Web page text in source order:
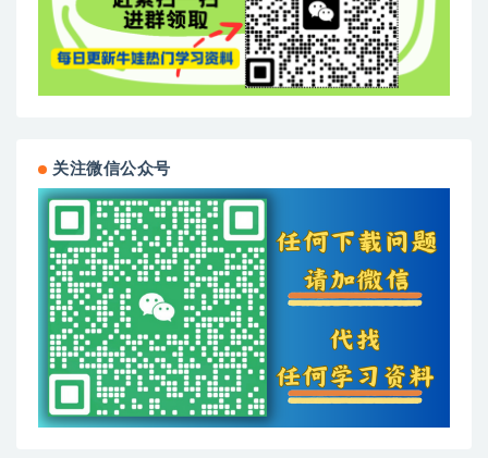
关注微信公众号